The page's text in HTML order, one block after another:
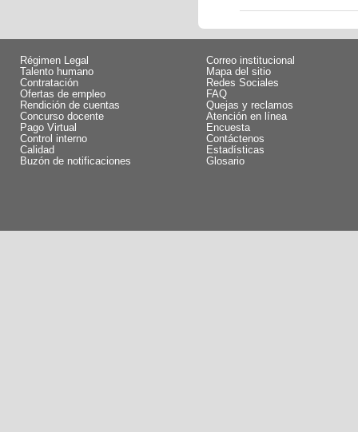
Régimen Legal
Talento humano
Contratación
Ofertas de empleo
Rendición de cuentas
Concurso docente
Pago Virtual
Control interno
Calidad
Buzón de notificaciones
Correo institucional
Mapa del sitio
Redes Sociales
FAQ
Quejas y reclamos
Atención en línea
Encuesta
Contáctenos
Estadísticas
Glosario